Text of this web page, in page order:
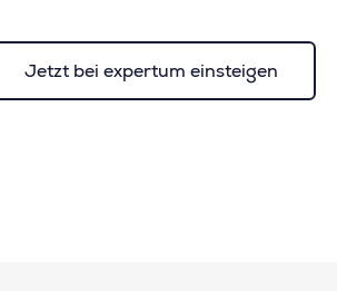
Jetzt bei expertum einsteigen